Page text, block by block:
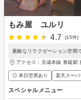
もみ屋 ユルリ
4.7
(15件)
素敵なリラクゼーション空間
アクセス：京成本線 青砥駅
◎ 本日空席あり 楽天スーパ
スペシャルメニュー